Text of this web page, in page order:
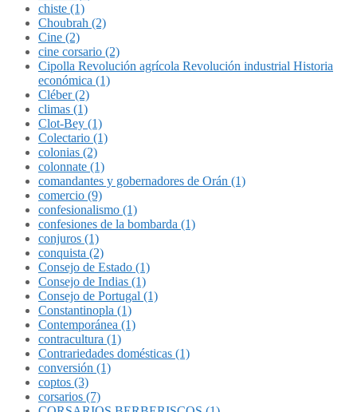
chiste (1)
Choubrah (2)
Cine (2)
cine corsario (2)
Cipolla Revolución agrícola Revolución industrial Historia
económica (1)
Cléber (2)
climas (1)
Clot-Bey (1)
Colectario (1)
colonias (2)
colonnate (1)
comandantes y gobernadores de Orán (1)
comercio (9)
confesionalismo (1)
confesiones de la bombarda (1)
conjuros (1)
conquista (2)
Consejo de Estado (1)
Consejo de Indias (1)
Consejo de Portugal (1)
Constantinopla (1)
Contemporánea (1)
contracultura (1)
Contrariedades domésticas (1)
conversión (1)
coptos (3)
corsarios (7)